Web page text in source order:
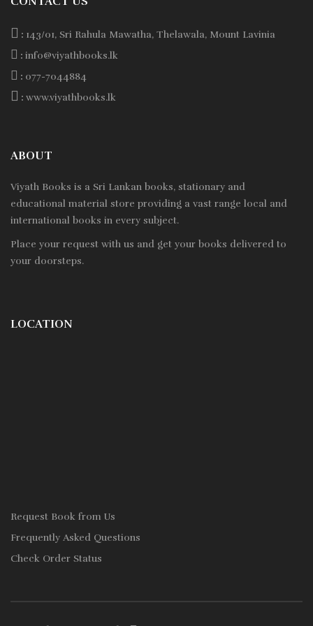
: 143/01, Sri Rahula Mawatha, Thelawala, Mount Lavinia
: info@viyathbooks.lk
: 077-7044884
: www.viyathbooks.lk
ABOUT
Viyath Books is a Sri Lankan books, stationary and
educational material store providing a vast range local and
international books in every subject.
Place your request with us and get your books delivered to
your doorsteps.
LOCATION
Request Book from Us
Frequently Asked Questions
Check Order Status